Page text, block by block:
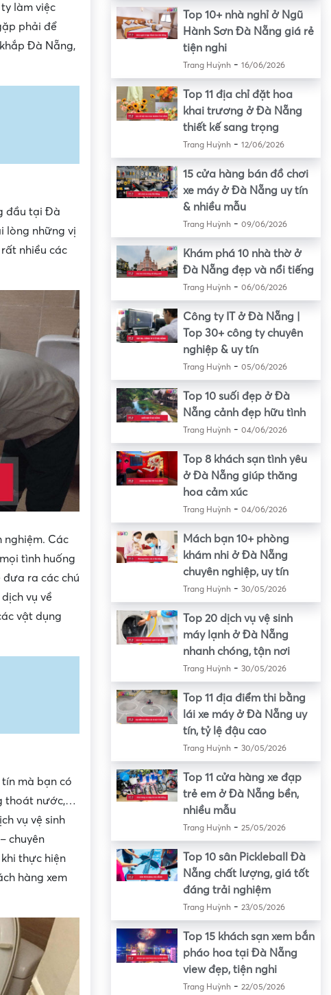
làm việc
phải để
Đà Nẵng,
đầu tại Đà
lòng những vị
nhiều các
nghiệm. Các
tình huống
đưa ra các chú
vụ về
vật dụng
mà bạn có
thoát nước,…
vụ vệ sinh
chuyên
thực hiện
hàng xem
Top 10+ nhà nghỉ ở Ngũ
Hành Sơn Đà Nẵng giá rẻ
tiện nghi
Trang Huỳnh- 16/06/2026
Top 11 địa chỉ đặt hoa
khai trương ở Đà Nẵng
thiết kế sang trọng
Trang Huỳnh- 12/06/2026
15 cửa hàng bán đồ chơi
xe máy ở Đà Nẵng uy tín
& nhiều mẫu
Trang Huỳnh- 09/06/2026
Khám phá 10 nhà thờ ở
Đà Nẵng đẹp và nổi tiếng
Trang Huỳnh- 06/06/2026
Công ty IT ở Đà Nẵng |
Top 30+ công ty chuyên
nghiệp & uy tín
Trang Huỳnh- 05/06/2026
Top 10 suối đẹp ở Đà
Nẵng cảnh đẹp hữu tình
Trang Huỳnh- 04/06/2026
Top 8 khách sạn tình yêu
ở Đà Nẵng giúp thăng
hoa cảm xúc
Trang Huỳnh- 04/06/2026
Mách bạn 10+ phòng
khám nhi ở Đà Nẵng
chuyên nghiệp, uy tín
Trang Huỳnh- 30/05/2026
Top 20 dịch vụ vệ sinh
máy lạnh ở Đà Nẵng
nhanh chóng, tận nơi
Trang Huỳnh- 30/05/2026
Top 11 địa điểm thi bằng
lái xe máy ở Đà Nẵng uy
tín, tỷ lệ đậu cao
Trang Huỳnh- 30/05/2026
Top 11 cửa hàng xe đạp
trẻ em ở Đà Nẵng bền,
nhiều mẫu
Trang Huỳnh- 25/05/2026
Top 10 sân Pickleball Đà
Nẵng chất lượng, giá tốt
đáng trải nghiệm
Trang Huỳnh- 23/05/2026
Top 15 khách sạn xem bắn
pháo hoa tại Đà Nẵng
view đẹp, tiện nghi
Trang Huỳnh- 22/05/2026